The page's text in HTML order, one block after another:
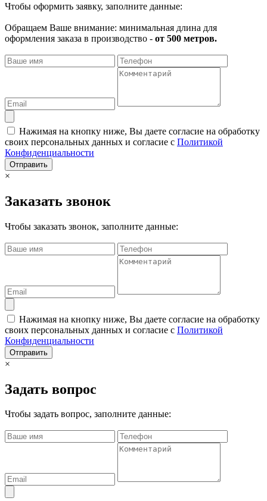
Чтобы оформить заявку, заполните данные:
Обращаем Ваше внимание: минимальная длина для
оформления заказа в производство - от 500 метров.
Нажимая на кнопку ниже, Вы даете согласие на обработку
своих персональных данных и согласие с Политикой
Конфиденциальности
Отправить
×
Заказать звонок
Чтобы заказать звонок, заполните данные:
Нажимая на кнопку ниже, Вы даете согласие на обработку
своих персональных данных и согласие с Политикой
Конфиденциальности
Отправить
×
Задать вопрос
Чтобы задать вопрос, заполните данные: